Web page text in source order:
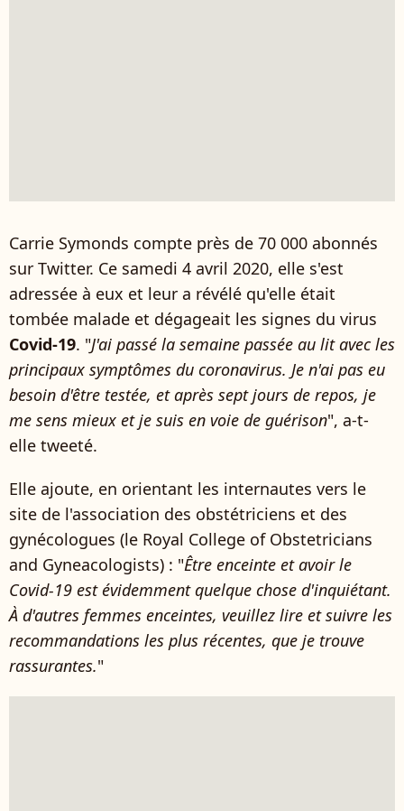
Carrie Symonds compte près de 70 000 abonnés
sur Twitter. Ce samedi 4 avril 2020, elle s'est
adressée à eux et leur a révélé qu'elle était
tombée malade et dégageait les signes du virus
Covid-19. "J'ai passé la semaine passée au lit avec les
principaux symptômes du coronavirus. Je n'ai pas eu
besoin d'être testée, et après sept jours de repos, je
me sens mieux et je suis en voie de guérison", a-t-
elle tweeté.
Elle ajoute, en orientant les internautes vers le
site de l'association des obstétriciens et des
gynécologues (le Royal College of Obstetricians
and Gyneacologists) : "Être enceinte et avoir le
Covid-19 est évidemment quelque chose d'inquiétant.
À d'autres femmes enceintes, veuillez lire et suivre les
recommandations les plus récentes, que je trouve
rassurantes."